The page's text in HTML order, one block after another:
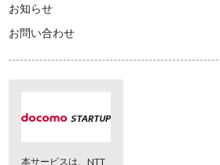
お知らせ
お問い合わせ
本サービスは、NTT